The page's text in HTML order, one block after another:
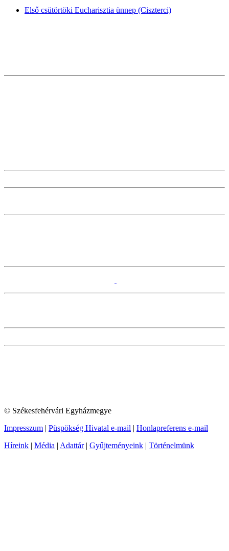
Első csütörtöki Eucharisztia ünnep (Ciszterci)
© Székesfehérvári Egyházmegye
Impresszum | Püspökség Hivatal e-mail | Honlapreferens e-mail
Híreink | Média | Adattár| Gyűjteményeink | Történelmünk